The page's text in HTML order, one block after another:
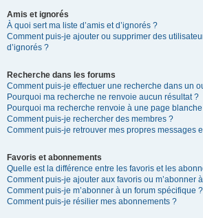
Amis et ignorés
À quoi sert ma liste d’amis et d’ignorés ?
Comment puis-je ajouter ou supprimer des
d’ignorés ?
Recherche dans les forums
Comment puis-je effectuer une recherche dans un
Pourquoi ma recherche ne renvoie aucun résultat ?
Pourquoi ma recherche renvoie à une page
Comment puis-je rechercher des membres ?
Comment puis-je retrouver mes propres messages
Favoris et abonnements
Quelle est la différence entre les favoris et les
Comment puis-je ajouter aux favoris ou m’abonner
Comment puis-je m’abonner à un forum spécifique ?
Comment puis-je résilier mes abonnements ?